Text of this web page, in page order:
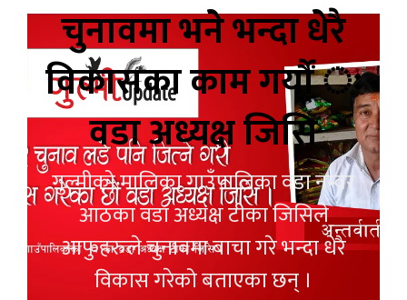
चुनावमा भने भन्दा धेरै
विकासका काम गर्यौं ः
वडा अध्यक्ष जिसि
गुल्मीको मालिका गाउँपालिका वडा नम्वर
आठका वडा अध्यक्ष टीका जिसिले
आफुहरुले चुनावमा बाचा गरे भन्दा धेरै
विकास गरेको बताएका छन् ।